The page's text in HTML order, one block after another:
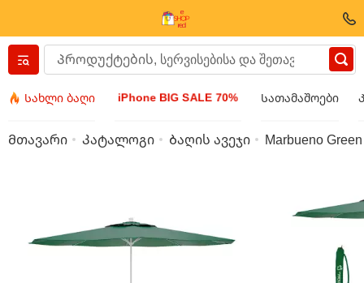
Სახლი ბაღი iPhone BIG SALE 70% Სათამაშოები
Вернуться назад
Მთავარი Კატალოგი Ბაღის ავეჯი Marbueno